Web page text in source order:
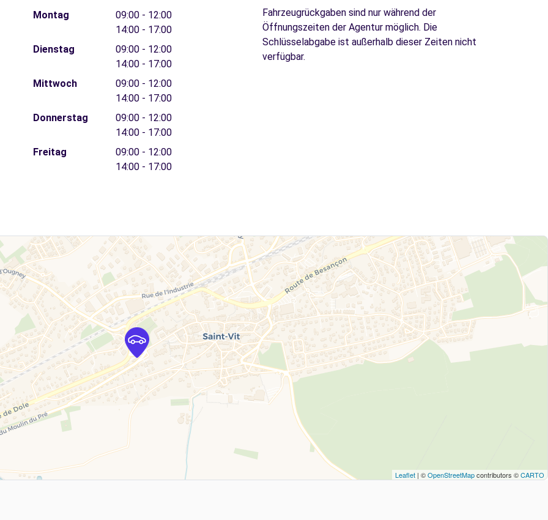
Montag
09:00 - 12:00
14:00 - 17:00
Dienstag
09:00 - 12:00
14:00 - 17:00
Mittwoch
09:00 - 12:00
14:00 - 17:00
Donnerstag
09:00 - 12:00
14:00 - 17:00
Freitag
09:00 - 12:00
14:00 - 17:00
Fahrzeugrückgaben sind nur während der
Öffnungszeiten der Agentur möglich. Die
Schlüsselabgabe ist außerhalb dieser Zeiten nicht
verfügbar.
Leaflet | ©OpenStreetMapcontributors ©CARTO